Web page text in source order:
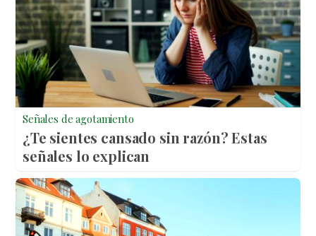
Señales de agotamiento
¿Te sientes cansado sin razón? Estas
señales lo explican